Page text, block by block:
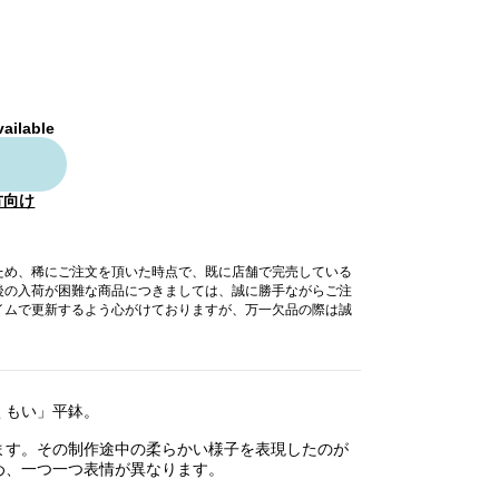
向け
、稀にご注文を頂いた時点で、既に店舗で完売している
入荷が困難な商品につきましては、誠に勝手ながらご注
で更新するよう心がけておりますが、万一欠品の際は誠
い」平鉢。
。その制作途中の柔らかい様子を表現したのが
一つ一つ表情が異なります。